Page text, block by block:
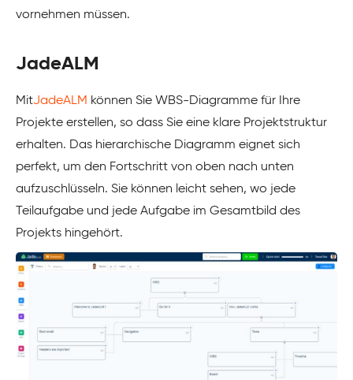
vornehmen müssen.
JadeALM
MitJadeALM können Sie WBS-Diagramme für Ihre
Projekte erstellen, so dass Sie eine klare Projektstruktur
erhalten. Das hierarchische Diagramm eignet sich
perfekt, um den Fortschritt von oben nach unten
aufzuschlüsseln. Sie können leicht sehen, wo jede
Teilaufgabe und jede Aufgabe im Gesamtbild des
Projekts hingehört.